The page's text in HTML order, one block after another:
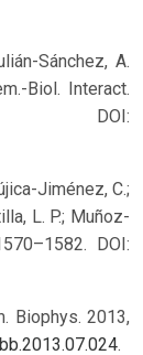
Sánchez, A.
Biol. Interact.
DOI:
Jiménez, C.;
L. P.; Muñoz-
DOI:
Biophys. 2013,
.